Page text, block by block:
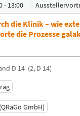
- 13:00
die Klinik – wie
die Prozesse
D 14 (2, D 14)
GmbH)